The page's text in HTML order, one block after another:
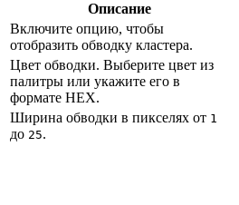
Описание
Включите опцию, чтобы
отобразить обводку кластера.
Цвет обводки. Выберите цвет из
палитры или укажите его в
формате HEX.
Ширина обводки в пикселях от 1
до 25.